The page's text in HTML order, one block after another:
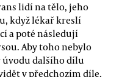
lidí na tělo, jeho
když lékař kreslí
a poté následují
Aby toho nebylo
úvodu dalšího dílu
v předchozím díle.